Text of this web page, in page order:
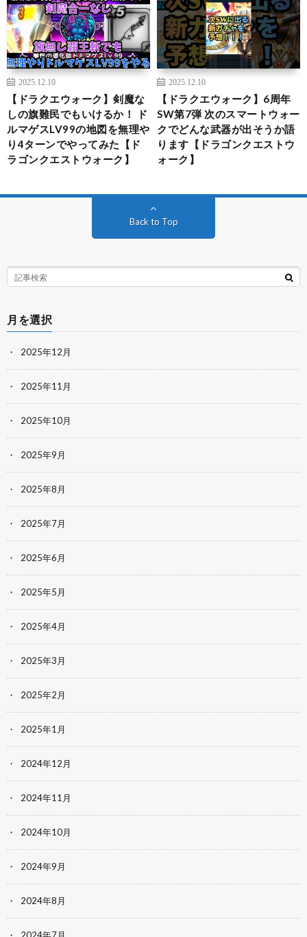
2025.12.10
【ドラクエウォーク】剣魔な
しの旗難民でもいけるか！ ド
ルマゲスLV99の地図を無理や
り4ターンでやってみた【ド
ラゴンクエストウォーク】
2025.12.10
【ドラクエウォーク】6周年
SW第7弾 次のスマートウォー
クでどんな武器が出そうか語
ります【ドラゴンクエストウ
ォーク】
Back to Top
月を選択
2025年12月
2025年11月
2025年10月
2025年9月
2025年8月
2025年7月
2025年6月
2025年5月
2025年4月
2025年3月
2025年2月
2025年1月
2024年12月
2024年11月
2024年10月
2024年9月
2024年8月